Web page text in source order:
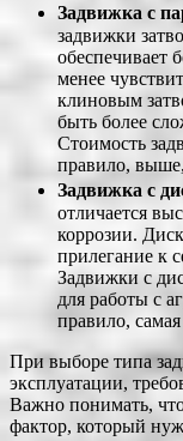
Задвижка с
задвижки
обеспечивает
менее
клиновым
быть более
Стоимость
правило,
Задвижка с
отличается
коррозии.
прилегание к
Задвижки с
для работы с
правило,
При выборе типа
эксплуатации,
Важно понимать,
фактор, который